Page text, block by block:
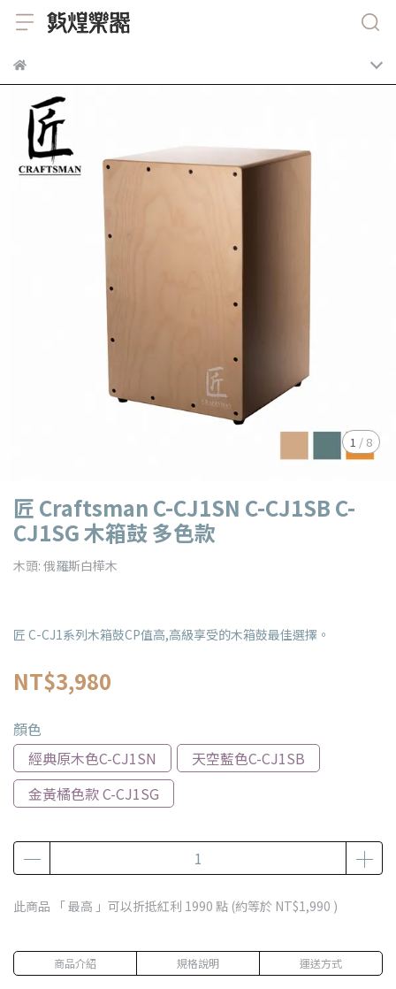
1 / 8
匠 Craftsman C-CJ1SN C-CJ1SB C-
CJ1SG 木箱鼓 多色款
木頭: 俄羅斯白樺木
匠 C-CJ1系列木箱鼓CP值高,高級享受的木箱鼓最佳選擇。
NT$3,980
顏色
經典原木色C-CJ1SN
天空藍色C-CJ1SB
金黃橘色款 C-CJ1SG
此商品 「 最高 」可以折抵紅利 1990 點 (約等於 NT$1,990 )
商品介紹 規格說明 運送方式